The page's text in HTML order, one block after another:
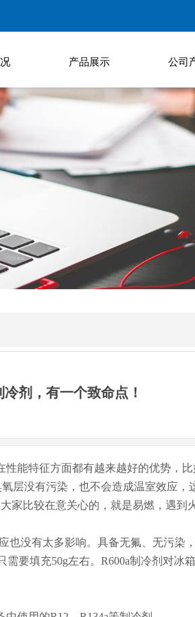
产品展示 公司
剂，有一个致命点！
能特征方面都有越来越好的优势，
层没有污染，也不会造成温室效应
比较在意关心的，就是易燃，遇到
没有太多影响。具备无氟、无污染
要填充50g左右。R600a制冷剂对冰